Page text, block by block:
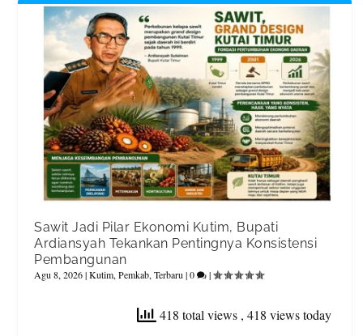
Sawit Jadi Pilar Ekonomi Kutim, Bupati
Ardiansyah Tekankan Pentingnya Konsistensi
Pembangunan
Agu 8, 2026|Kutim,Pemkab,Terbaru |0 |
418 total views , 418 views today